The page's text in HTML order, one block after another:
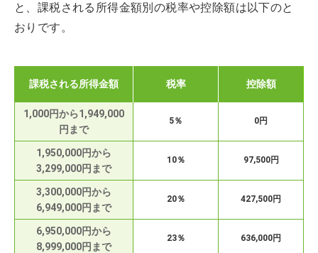
と、課税される所得金額別の税率や控除額は以下のと
おりです。
課税される所得金額 税率 控除額
1,000円から1,949,000
円まで
5％ 0円
1,950,000円から
3,299,000円まで
10％ 97,500円
3,300,000円から
6,949,000円まで
20％ 427,500円
6,950,000円から
8,999,000円まで
23％ 636,000円